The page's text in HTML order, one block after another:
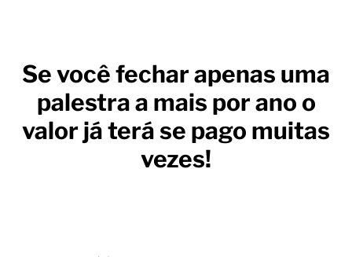
Se você fechar apenas uma
palestra a mais por ano o
valor já terá se pago muitas
vezes!